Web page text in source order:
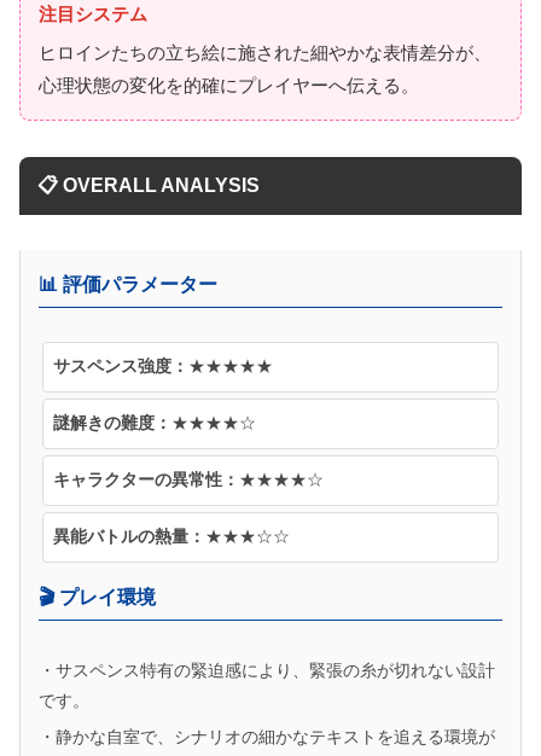
注目システム
ヒロインたちの立ち絵に施された細やかな表情差分が、
心理状態の変化を的確にプレイヤーへ伝える。
📋 OVERALL ANALYSIS
📊 評価パラメーター
サスペンス強度： ★★★★★
謎解きの難度： ★★★★☆
キャラクターの異常性： ★★★★☆
異能バトルの熱量： ★★★☆☆
🎬 プレイ環境
・サスペンス特有の緊迫感により、緊張の糸が切れない設計
です。
・静かな自室で、シナリオの細かなテキストを追える環境が